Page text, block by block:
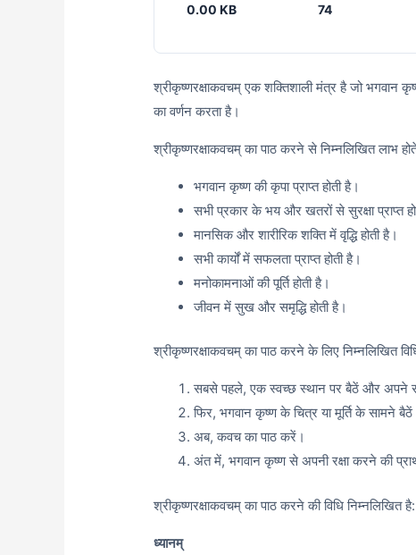
0.00 KB 74
श्रीकृष्णरक्षाकवचम् एक शक्तिशाली मंत्र है जो
का वर्णन करता है।
श्रीकृष्णरक्षाकवचम् का पाठ करने से निम्नलिखित लाभ
भगवान कृष्ण की कृपा प्राप्त होती है।
सभी प्रकार के भय और खतरों से सुरक्षा प्राप्त
मानसिक और शारीरिक शक्ति में वृद्धि होती है।
सभी कार्यों में सफलता प्राप्त होती है।
मनोकामनाओं की पूर्ति होती है।
जीवन में सुख और समृद्धि होती है।
श्रीकृष्णरक्षाकवचम् का पाठ करने के लिए निम्नलिखित
सबसे पहले, एक स्वच्छ स्थान पर बैठें और अपने
फिर, भगवान कृष्ण के चित्र या मूर्ति के सामने
अब, कवच का पाठ करें।
अंत में, भगवान कृष्ण से अपनी रक्षा करने की
श्रीकृष्णरक्षाकवचम् का पाठ करने की विधि निम्नलिखित है:
ध्यानम्